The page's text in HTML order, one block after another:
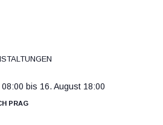
bis 16. August 18:00
Prag